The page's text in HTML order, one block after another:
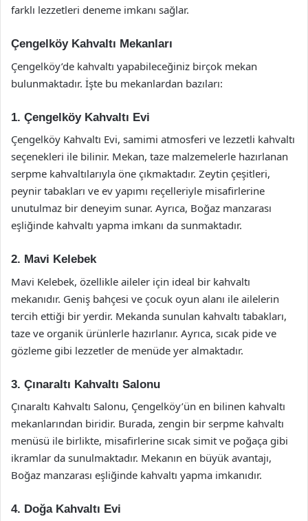
farklı lezzetleri deneme imkanı sağlar.
Çengelköy Kahvaltı Mekanları
Çengelköy’de kahvaltı yapabileceğiniz birçok mekan
bulunmaktadır. İşte bu mekanlardan bazıları:
1. Çengelköy Kahvaltı Evi
Çengelköy Kahvaltı Evi, samimi atmosferi ve lezzetli kahvaltı
seçenekleri ile bilinir. Mekan, taze malzemelerle hazırlanan
serpme kahvaltılarıyla öne çıkmaktadır. Zeytin çeşitleri,
peynir tabakları ve ev yapımı reçelleriyle misafirlerine
unutulmaz bir deneyim sunar. Ayrıca, Boğaz manzarası
eşliğinde kahvaltı yapma imkanı da sunmaktadır.
2. Mavi Kelebek
Mavi Kelebek, özellikle aileler için ideal bir kahvaltı
mekanıdır. Geniş bahçesi ve çocuk oyun alanı ile ailelerin
tercih ettiği bir yerdir. Mekanda sunulan kahvaltı tabakları,
taze ve organik ürünlerle hazırlanır. Ayrıca, sıcak pide ve
gözleme gibi lezzetler de menüde yer almaktadır.
3. Çınaraltı Kahvaltı Salonu
Çınaraltı Kahvaltı Salonu, Çengelköy’ün en bilinen kahvaltı
mekanlarından biridir. Burada, zengin bir serpme kahvaltı
menüsü ile birlikte, misafirlerine sıcak simit ve poğaça gibi
ikramlar da sunulmaktadır. Mekanın en büyük avantajı,
Boğaz manzarası eşliğinde kahvaltı yapma imkanıdır.
4. Doğa Kahvaltı Evi